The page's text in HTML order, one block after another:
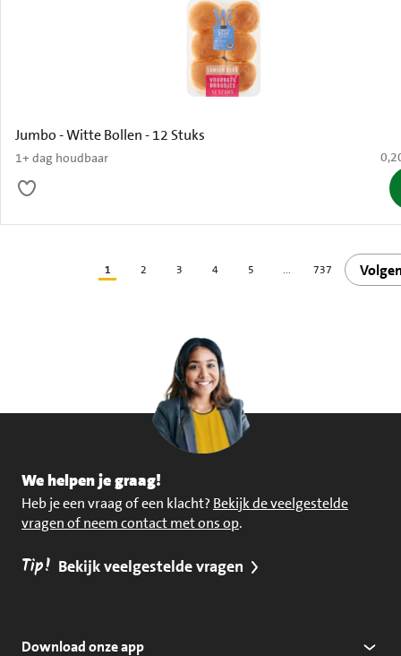
Jumbo - Witte Bollen - 12 Stuks
1+ dag houdbaar €
1 2 3 4 5 ... 737
We helpen je graag!
Heb je een vraag of een klacht? Bekijk de veelgestelde
vragen of neem contact met ons op.
Tip! Bekijk veelgestelde vragen
Download onze app